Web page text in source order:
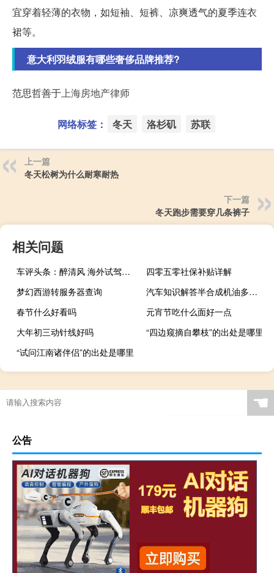
宜穿着轻薄的衣物，如短袖、短裤、凉爽透气的夏季连衣
裙等。
意大利羽绒服有哪些奢侈品牌推荐?
范思哲善于上海房地产律师
网络标签： 冬天 洛杉矶 苏联
上一篇
冬天松树为什么耐寒耐热
下一篇
冬天跑步需要穿几条裤子
相关问题
车评头条：醉清风 海外试驾高尔夫Cabrio
四零五零社保补贴详解
梦幻西游转服务器查询
汽车知识解答半合成机油多久换一次？
春节什么好看吗
元宵节吃什么面好一点
大年初三动针线好吗
“四边窥摘自攀枝”的出处是哪里
“试问江南诸伴侣”的出处是哪里
☚
公告